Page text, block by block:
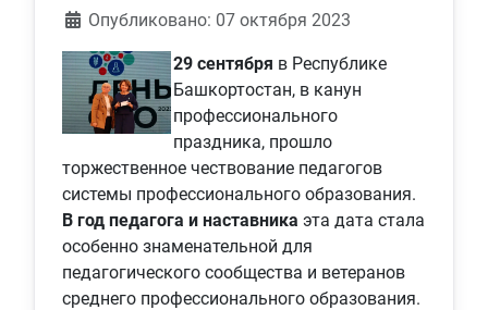
Информация о материале
Опубликовано: 07 октября 2023
29 сентября в Республике
Башкортостан, в канун
профессионального
праздника, прошло
торжественное чествование педагогов
системы профессионального образования.
В год педагога и наставника эта дата стала
особенно знаменательной для
педагогического сообщества и ветеранов
среднего профессионального образования.